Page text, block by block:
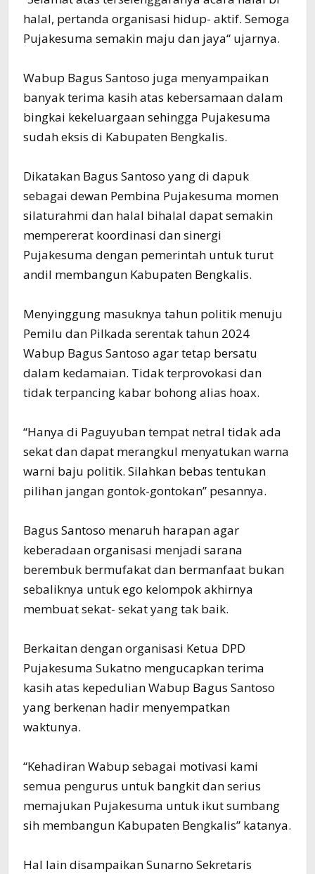
halal, pertanda organisasi hidup- aktif. Semoga
Pujakesuma semakin maju dan jaya“ ujarnya.
Wabup Bagus Santoso juga menyampaikan
banyak terima kasih atas kebersamaan dalam
bingkai kekeluargaan sehingga Pujakesuma
sudah eksis di Kabupaten Bengkalis.
Dikatakan Bagus Santoso yang di dapuk
sebagai dewan Pembina Pujakesuma momen
silaturahmi dan halal bihalal dapat semakin
mempererat koordinasi dan sinergi
Pujakesuma dengan pemerintah untuk turut
andil membangun Kabupaten Bengkalis.
Menyinggung masuknya tahun politik menuju
Pemilu dan Pilkada serentak tahun 2024
Wabup Bagus Santoso agar tetap bersatu
dalam kedamaian. Tidak terprovokasi dan
tidak terpancing kabar bohong alias hoax.
“Hanya di Paguyuban tempat netral tidak ada
sekat dan dapat merangkul menyatukan warna
warni baju politik. Silahkan bebas tentukan
pilihan jangan gontok-gontokan” pesannya.
Bagus Santoso menaruh harapan agar
keberadaan organisasi menjadi sarana
berembuk bermufakat dan bermanfaat bukan
sebaliknya untuk ego kelompok akhirnya
membuat sekat- sekat yang tak baik.
Berkaitan dengan organisasi Ketua DPD
Pujakesuma Sukatno mengucapkan terima
kasih atas kepedulian Wabup Bagus Santoso
yang berkenan hadir menyempatkan
waktunya.
“Kehadiran Wabup sebagai motivasi kami
semua pengurus untuk bangkit dan serius
memajukan Pujakesuma untuk ikut sumbang
sih membangun Kabupaten Bengkalis” katanya.
Hal lain disampaikan Sunarno Sekretaris